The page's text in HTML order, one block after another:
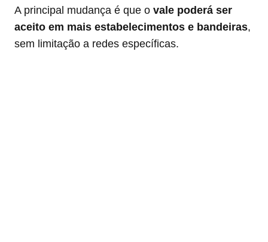
A principal mudança é que o vale poderá ser
aceito em mais estabelecimentos e bandeiras,
sem limitação a redes específicas.